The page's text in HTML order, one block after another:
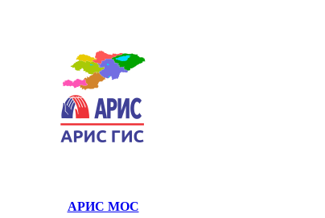
АРИС МОС